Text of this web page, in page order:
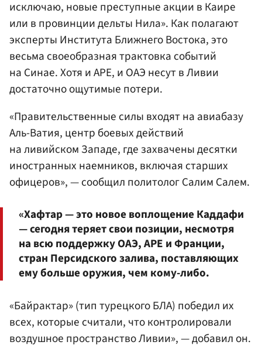
исключаю, новые преступные акции в Каире
или в провинции дельты Нила». Как полагают
эксперты Института Ближнего Востока, это
весьма своеобразная трактовка событий
на Синае. Хотя и АРЕ, и ОАЭ несут в Ливии
достаточно ощутимые потери.
«Правительственные силы входят на авиабазу
Аль-Ватия, центр боевых действий
на ливийском Западе, где захвачены десятки
иностранных наемников, включая старших
офицеров», — сообщил политолог Салим Салем.
«Хафтар — это новое воплощение Каддафи
— сегодня теряет свои позиции, несмотря
на всю поддержку ОАЭ, АРЕ и Франции,
стран Персидского залива, поставляющих
ему больше оружия, чем кому-либо.
«Байрактар» (тип турецкого БЛА) победил их
всех, которые считали, что контролировали
воздушное пространство Ливии», — добавил он.